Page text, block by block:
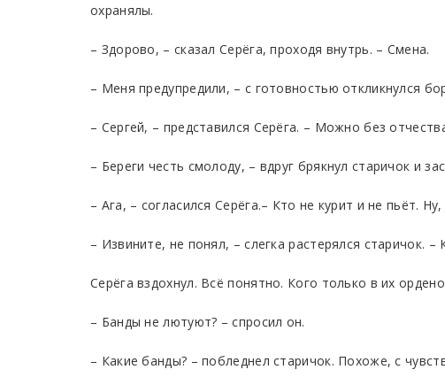
охранялы.
– Здорово, – сказал Серёга, проходя внутрь. – Смена.
– Меня предупредили, – с готовностью откликнулся
– Сергей, – представился Серёга. – Можно без
– Береги честь смолоду, – вдруг брякнул старичок и
– Ага, – согласился Серёга.– Кто не курит и не пьёт.
– Извините, не понял, – слегка растерялся старичок. –
Серёга вздохнул. Всё понятно. Кого только в их
– Банды не лютуют? – спросил он.
– Какие банды? – побледнел старичок. Похоже, с